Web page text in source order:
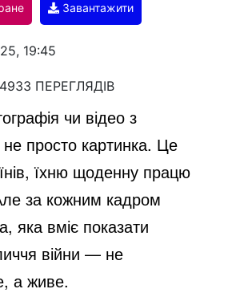
a
y
V
i
d
Завантажити
19:45
ПЕРЕГЛЯДІВ
чи відео з
просто картинка. Це
їхню щоденну працю
за кожним кадром
яка вміє показати
війни — не
а живе.